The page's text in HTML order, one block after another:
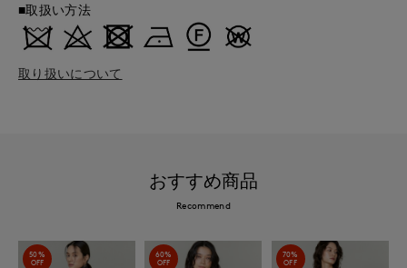
■取扱い方法
取り扱いについて
おすすめ商品
Recommend
50%
OFF
60%
OFF
70%
OFF